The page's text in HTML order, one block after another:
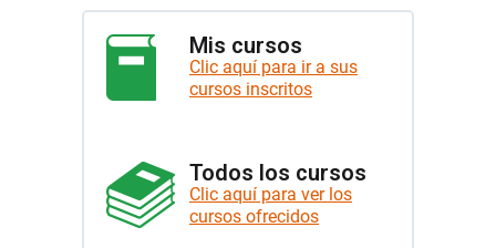
Mis cursos
Clic aquí para ir a sus
cursos inscritos
Todos los cursos
Clic aquí para ver los
cursos ofrecidos